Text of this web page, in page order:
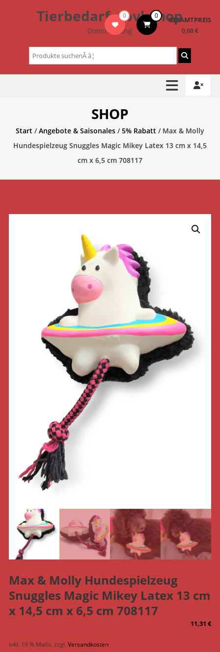
Tierbedarf – bvl-Shop
Dominik Lang
0 0 GESAMTPREIS
0,00 €
Suchen
nach:
SHOP
Start/Angebote & Saisonales/5% Rabatt/ Max & Molly
Hundespielzeug Snuggles Magic Mikey Latex 13 cm x 14,5
cm x 6,5 cm 708117
Max & Molly Hundespielzeug
Snuggles Magic Mikey Latex 13 cm
x 14,5 cm x 6,5 cm 708117
11,31€
inkl. 19 % MwSt. zzgl. Versandkosten